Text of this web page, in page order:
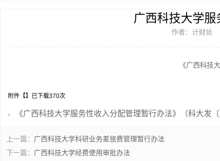
广西科技大学
作者：计财处
《广西科技
附件【
《广西科技大学服务性收入分配管理暂行办法》（科大发
】已下载370次
上一篇： 广西科技大学科研业务差旅费管理暂行办法
下一篇： 广西科技大学经费使用审批办法